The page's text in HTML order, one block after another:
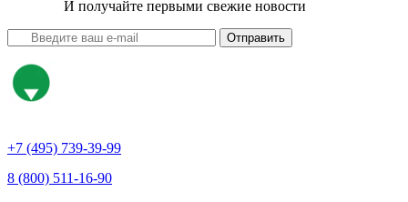
И получайте первыми свежие новости
Отправить
+7 (495) 739-39-99
8 (800) 511-16-90